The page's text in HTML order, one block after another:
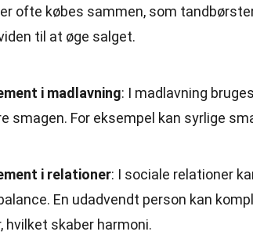
ofte købes sammen, som
til at øge salget.
i madlavning: I madlavning
smagen. For eksempel kan syrlige
i relationer: I sociale relationer
En udadvendt person kan
hvilket skaber harmoni.